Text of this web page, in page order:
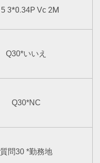
5 3*0.34P Vc 2M
Q30*いいえ
Q30*NC
質問30 *勤務地